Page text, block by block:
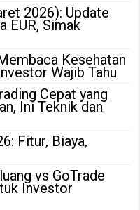
2026): Update
EUR, Simak
Kesehatan
Wajib Tahu
Cepat yang
Ini Teknik dan
Fitur, Biaya,
vs GoTrade
Investor